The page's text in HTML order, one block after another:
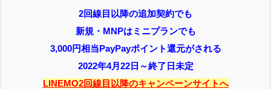
2回線目以降の追加契約でも
新規・MNPはミニプランでも
3,000円相当PayPayポイント還元がされる
2022年4月22日～終了日未定
LINEMO2回線目以降のキャンペーンサイトへ